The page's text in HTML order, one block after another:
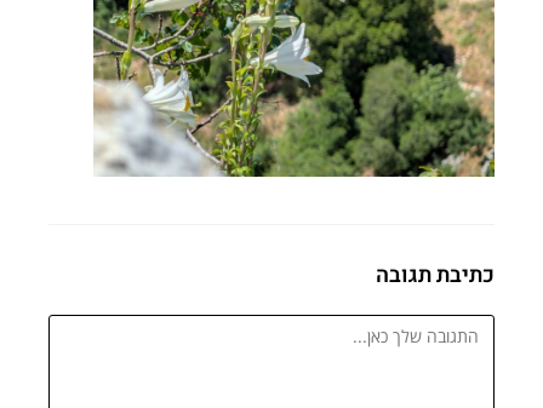
כתיבת תגובה